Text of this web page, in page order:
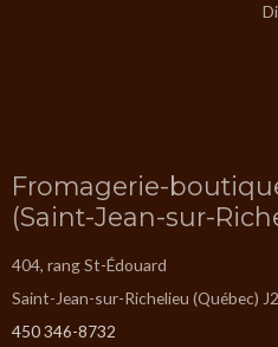
Fromagerie-
(Saint-Jean-sur-
404, rang St-Édouard
Saint-Jean-sur-Richelieu (Québec)
450 346-8732